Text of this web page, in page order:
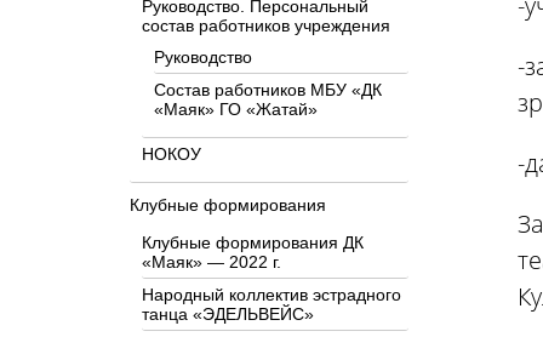
Руководство. Персональный
состав работников учреждения
Руководство
Состав работников МБУ «ДК
«Маяк» ГО «Жатай»
НОКОУ
Клубные формирования
Клубные формирования ДК
«Маяк» — 2022 г.
Народный коллектив эстрадного
танца «ЭДЕЛЬВЕЙС»
-
-